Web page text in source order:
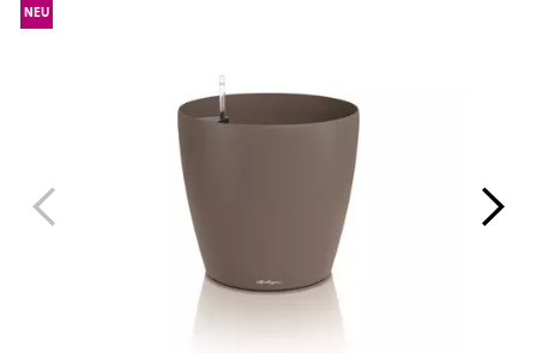
NEU